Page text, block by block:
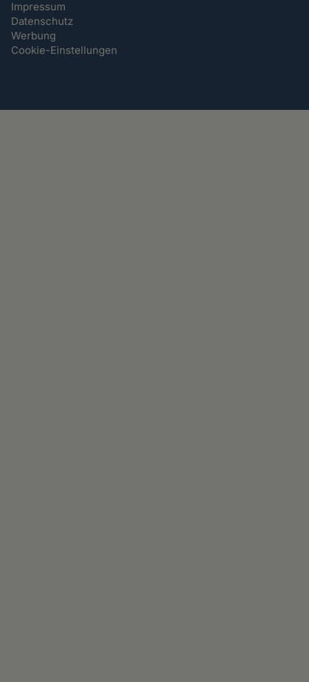
Impressum
Datenschutz
Werbung
Cookie-Einstellungen